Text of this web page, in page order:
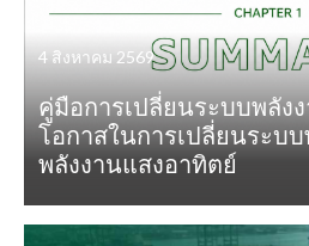
4 สิงหาคม 2569
คู่มือการเปลี่ยนระบบพลัง
โอกาสในการเปลี่ยนระบ
พลังงานแสงอาทิตย์